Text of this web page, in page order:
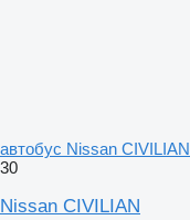
автобус Nissan CIVILIAN
30
Nissan CIVILIAN